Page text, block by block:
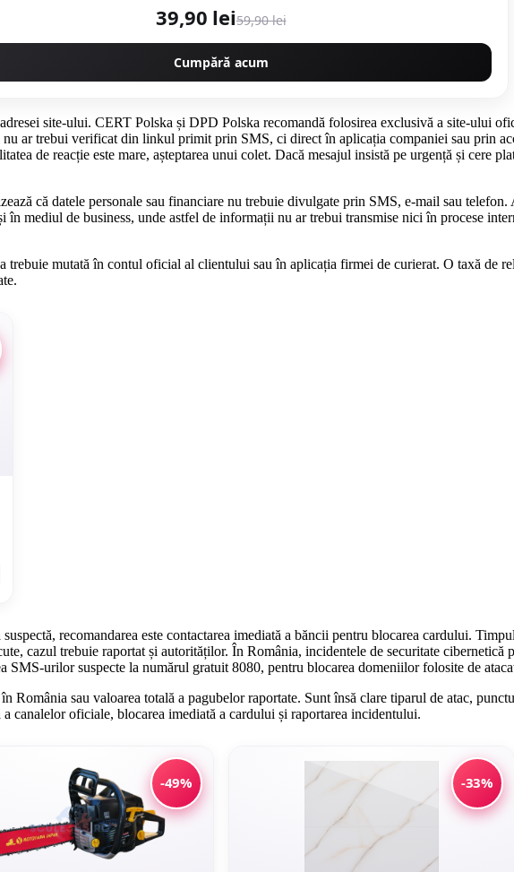
39,90 lei59,90 lei
Cumpără acum
site-ului. CERT Polska și DPD Polska recomandă folosirea exclusivă a site-ului
ar trebui verificat din linkul primit prin SMS, ci direct în aplicația companiei sau prin
de reacție este mare, așteptarea unui colet. Dacă mesajul insistă pe urgență și cere
că datele personale sau financiare nu trebuie divulgate prin SMS, e-mail sau
în mediul de business, unde astfel de informații nu ar trebui transmise nici în procese
trebuie mutată în contul oficial al clientului sau în aplicația firmei de curierat. O taxă de
recomandarea este contactarea imediată a băncii pentru blocarea cardului.
cazul trebuie raportat și autorităților. În România, incidentele de securitate
urilor suspecte la numărul gratuit 8080, pentru blocarea domeniilor folosite de
sau valoarea totală a pagubelor raportate. Sunt însă clare tiparul de atac,
oficiale, blocarea imediată a cardului și raportarea incidentului.
-49% -33%